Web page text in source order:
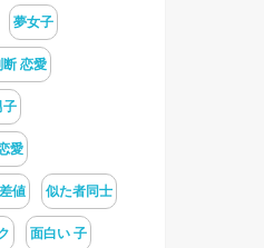
夢女子
断 恋愛
子
愛
値 似た者同士
面白い 子